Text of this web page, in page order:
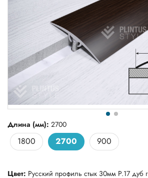
Длина (мм): 2700
1800 2700 900
Цвет: Русский профиль стык 30мм Р.17 дуб